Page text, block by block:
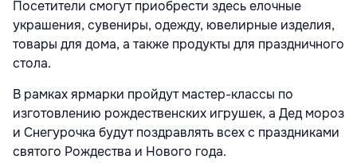
Посетители смогут приобрести здесь елочные
украшения, сувениры, одежду, ювелирные изделия,
товары для дома, а также продукты для праздничного
стола.
В рамках ярмарки пройдут мастер-классы по
изготовлению рождественских игрушек, а Дед мороз
и Снегурочка будут поздравлять всех с праздниками
святого Рождества и Нового года.